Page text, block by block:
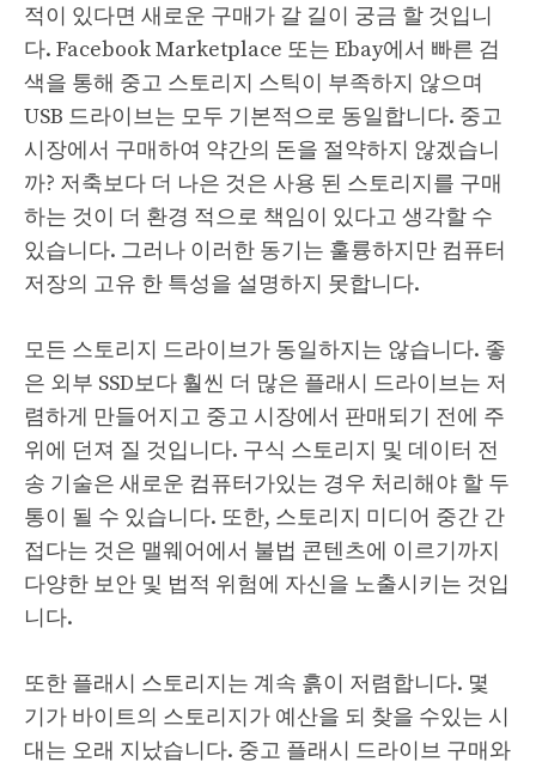
적이 있다면 새로운 구매가 갈 길이 궁금 할 것입니
다. Facebook Marketplace 또는 Ebay에서 빠른 검
색을 통해 중고 스토리지 스틱이 부족하지 않으며
USB 드라이브는 모두 기본적으로 동일합니다. 중고
시장에서 구매하여 약간의 돈을 절약하지 않겠습니
까? 저축보다 더 나은 것은 사용 된 스토리지를 구매
하는 것이 더 환경 적으로 책임이 있다고 생각할 수
있습니다. 그러나 이러한 동기는 훌륭하지만 컴퓨터
저장의 고유 한 특성을 설명하지 못합니다.
모든 스토리지 드라이브가 동일하지는 않습니다. 좋
은 외부 SSD보다 훨씬 더 많은 플래시 드라이브는 저
렴하게 만들어지고 중고 시장에서 판매되기 전에 주
위에 던져 질 것입니다. 구식 스토리지 및 데이터 전
송 기술은 새로운 컴퓨터가있는 경우 처리해야 할 두
통이 될 수 있습니다. 또한, 스토리지 미디어 중간 간
접다는 것은 맬웨어에서 불법 콘텐츠에 이르기까지
다양한 보안 및 법적 위험에 자신을 노출시키는 것입
니다.
또한 플래시 스토리지는 계속 흙이 저렴합니다. 몇
기가 바이트의 스토리지가 예산을 되 찾을 수있는 시
대는 오래 지났습니다. 중고 플래시 드라이브 구매와